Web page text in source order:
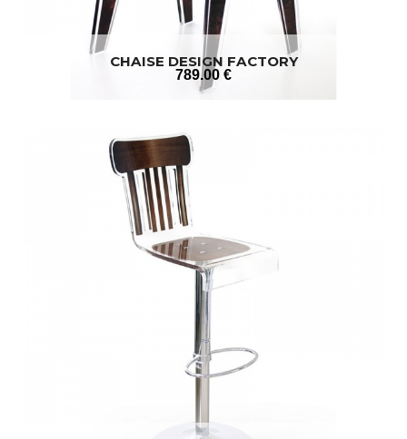
CHAISE DESIGN FACTORY
789.00 €